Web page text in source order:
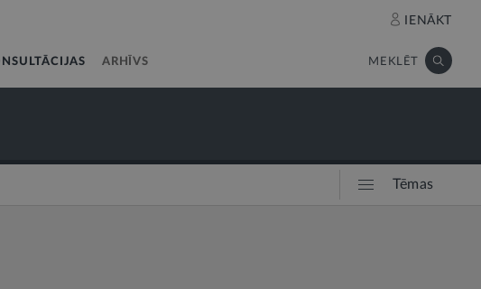
IENĀKT
ARHĪVS MEKLĒT
Tēmas